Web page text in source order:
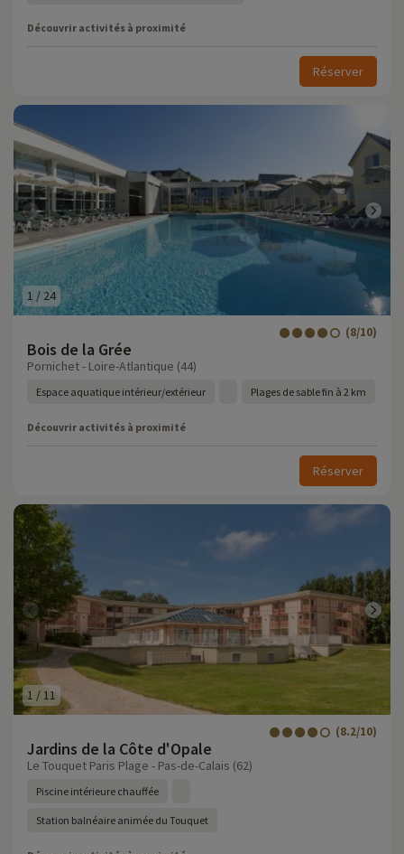
Découvrir activités à proximité
Réserver
1 / 24
Bois de la Grée
(8/10)
Pornichet - Loire-Atlantique (44)
Espace aquatique intérieur/extérieur Plages de sable fin à 2 km
Découvrir activités à proximité
Réserver
1 /11
Jardins de la Côte d'Opale
(8.2/10)
Le Touquet Paris Plage - Pas-de-Calais (62)
Piscine intérieure chauffée
Station balnéaire animée du Touquet